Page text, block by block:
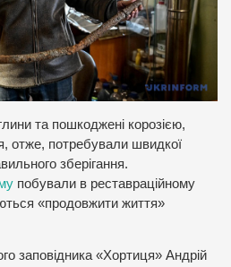
та пошкоджені корозією,
отже, потребували швидкої
зберігання.
побували в реставраційному
«продовжити життя»
заповідника «Хортиця» Андрій